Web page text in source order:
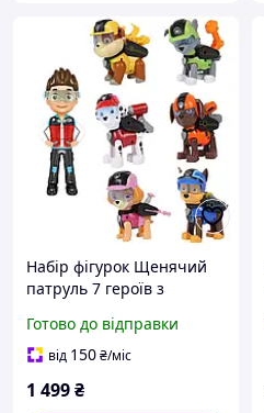
Набір фігурок Щенячий
патруль 7 героїв з
Готово до відправки
від 150₴/міс
1 499₴